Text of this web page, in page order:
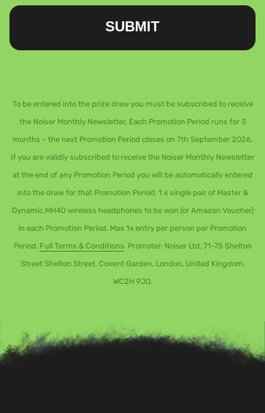
SUBMIT
To be entered into the prize draw you must be subscribed to receive
the Noiser Monthly Newsletter. Each Promotion Period runs for 3
months – the next Promotion Period closes on 7th September 2026.
If you are validly subscribed to receive the Noiser Monthly Newsletter
at the end of any Promotion Period you will be automatically entered
into the draw for that Promotion Period. 1 x single pair of Master &
Dynamic MH40 wireless headphones to be won (or Amazon Voucher)
in each Promotion Period. Max 1x entry per person per Promotion
Period. Full Terms & Conditions. Promoter: Noiser Ltd, 71-75 Shelton
Street Shelton Street, Covent Garden, London, United Kingdom,
WC2H 9JQ.